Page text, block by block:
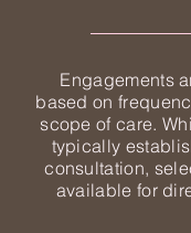
Engagements
based on
scope of care.
typically
consultation,
available for